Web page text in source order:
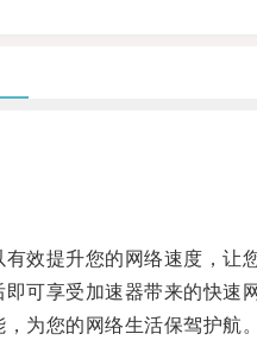
提升您的网络速度，让
享受加速器带来的快速网
为您的网络生活保驾护航。